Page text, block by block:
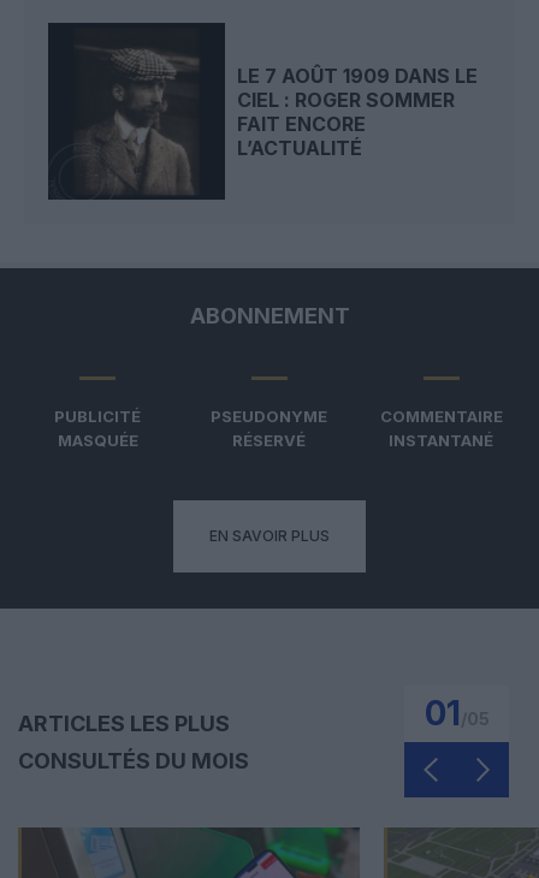
LE 7 AOÛT 1909 DANS LE
CIEL : ROGER SOMMER
FAIT ENCORE
L’ACTUALITÉ
ABONNEMENT
PUBLICITÉ
MASQUÉE
PSEUDONYME
RÉSERVÉ
COMMENTAIRE
INSTANTANÉ
EN SAVOIR PLUS
ARTICLES LES PLUS
CONSULTÉS DU MOIS
01